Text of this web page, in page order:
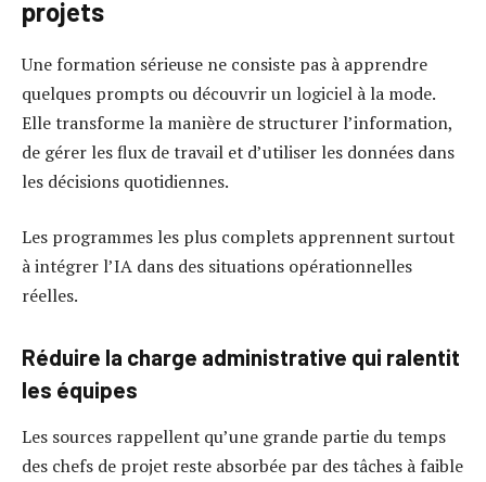
projets
Une formation sérieuse ne consiste pas à apprendre
quelques prompts ou découvrir un logiciel à la mode.
Elle transforme la manière de structurer l’information,
de gérer les flux de travail et d’utiliser les données dans
les décisions quotidiennes.
Les programmes les plus complets apprennent surtout
à intégrer l’IA dans des situations opérationnelles
réelles.
Réduire la charge administrative qui ralentit
les équipes
Les sources rappellent qu’une grande partie du temps
des chefs de projet reste absorbée par des tâches à faible